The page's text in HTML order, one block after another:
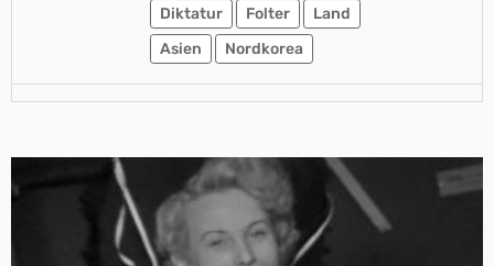
Diktatur Folter
Land
Asien
Nordkorea